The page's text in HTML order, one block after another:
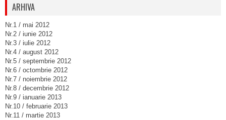
ARHIVA
Nr.1 / mai 2012
Nr.2 / iunie 2012
Nr.3 / iulie 2012
Nr.4 / august 2012
Nr.5 / septembrie 2012
Nr.6 / octombrie 2012
Nr.7 / noiembrie 2012
Nr.8 / decembrie 2012
Nr.9 / ianuarie 2013
Nr.10 / februarie 2013
Nr.11 / martie 2013